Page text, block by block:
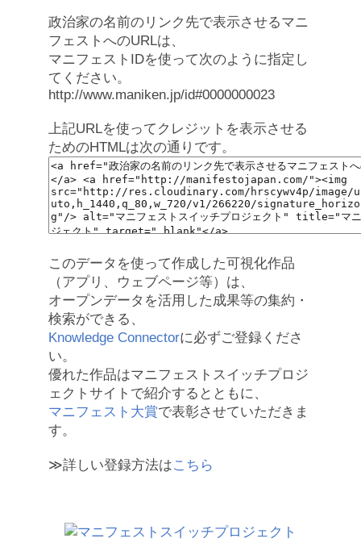
政治家の名前のリンク先で表示させるマニ
フェストへのURLは、
マニフェストIDを使って次のように指定し
てください。
http://www.maniken.jp/id#0000000023
上記URLを使ってクレジットを表示させる
ためのHTMLは次の通りです。
このデータを使って作成した可視化作品
（アプリ、ウェブページ等）は、
オープンデータを活用した成果等の集約・
検索ができる、
Knowledge Connectorに必ずご登録くださ
い。
優れた作品はマニフェストスイッチプロジ
ェクトサイトで紹介するとともに、
マニフェスト大賞で表彰させていただきま
す。
≫詳しい登録方法はこちら